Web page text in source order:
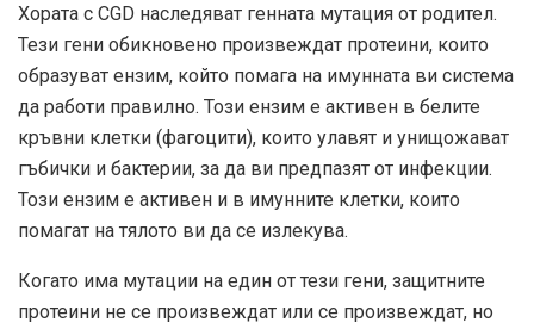
Хората с CGD наследяват генната мутация от родител.
Тези гени обикновено произвеждат протеини, които
образуват ензим, който помага на имунната ви система
да работи правилно. Този ензим е активен в белите
кръвни клетки (фагоцити), които улавят и унищожават
гъбички и бактерии, за да ви предпазят от инфекции.
Този ензим е активен и в имунните клетки, които
помагат на тялото ви да се излекува.
Когато има мутации на един от тези гени, защитните
протеини не се произвеждат или се произвеждат, но